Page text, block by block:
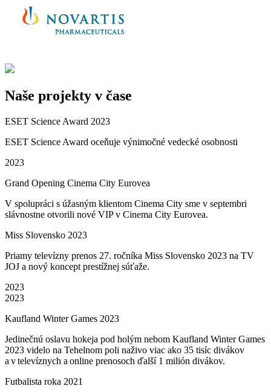
Naše projekty v čase
ESET Science Award 2023
ESET Science Award oceňuje výnimočné vedecké osobnosti
2023
Grand Opening Cinema City Eurovea
V spolupráci s úžasným klientom Cinema City sme v septembri
slávnostne otvorili nové VIP v Cinema City Eurovea.
Miss Slovensko 2023
Priamy televízny prenos 27. ročníka Miss Slovensko 2023 na TV
JOJ a nový koncept prestížnej súťaže.
2023
2023
Kaufland Winter Games 2023
Jedinečnú oslavu hokeja pod holým nebom Kaufland Winter Games
2023 videlo na Tehelnom poli naživo viac ako 35 tisíc divákov
a v televíznych a online prenosoch ďalší 1 milión divákov.
Futbalista roka 2021